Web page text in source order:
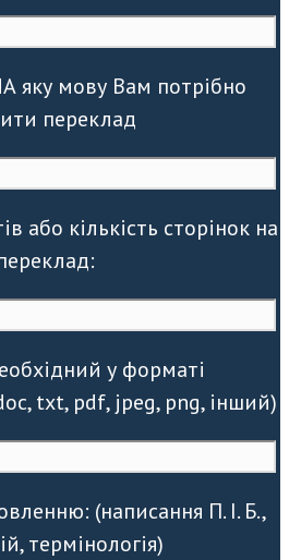
яку мову Вам потрібно
переклад
або кількість сторінок на
у форматі
txt, pdf, jpeg, png, інший)
(написання П. І. Б.,
термінологія)